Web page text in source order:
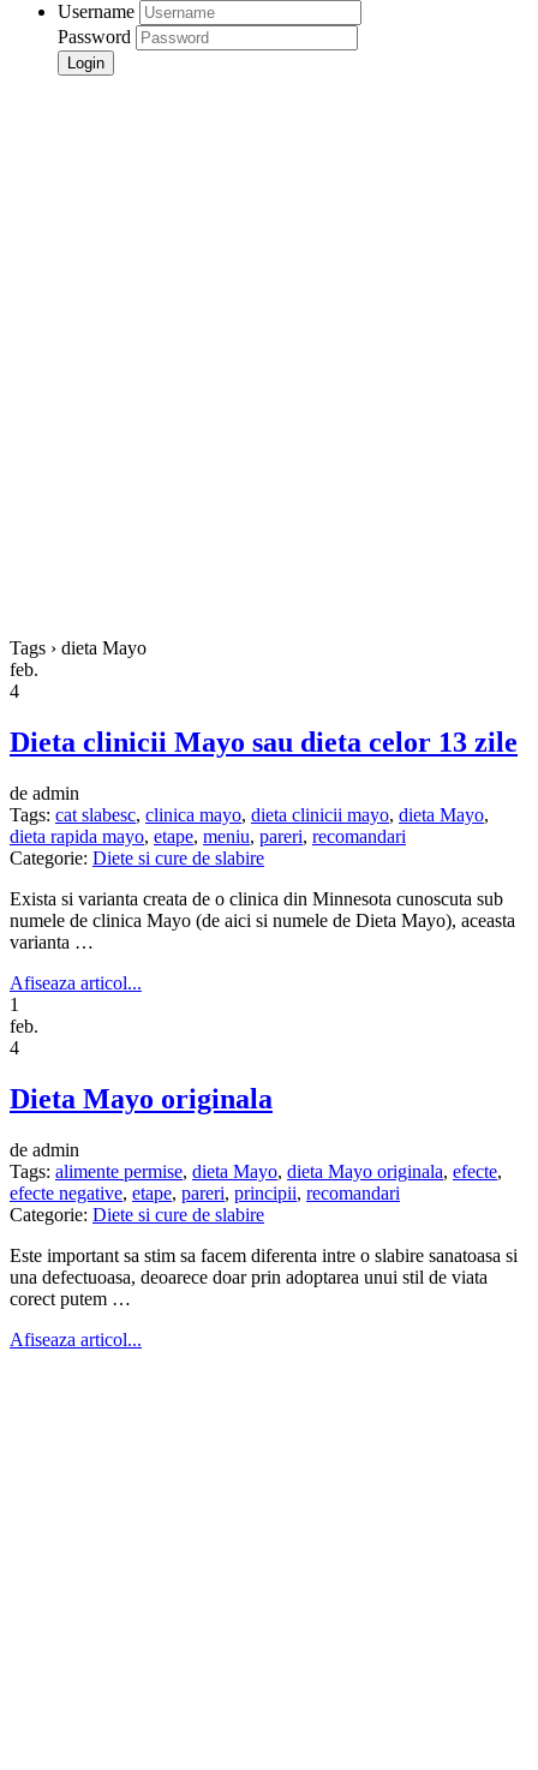
Username
Password
Tags › dieta Mayo
feb.
4
Dieta clinicii Mayo sau dieta celor 13 zile
de admin
Tags: cat slabesc, clinica mayo, dieta clinicii mayo, dieta Mayo,
dieta rapida mayo, etape, meniu, pareri, recomandari
Categorie: Diete si cure de slabire
Exista si varianta creata de o clinica din Minnesota cunoscuta sub
numele de clinica Mayo (de aici si numele de Dieta Mayo), aceasta
varianta …
Afiseaza articol...
1
feb.
4
Dieta Mayo originala
de admin
Tags: alimente permise, dieta Mayo, dieta Mayo originala, efecte,
efecte negative, etape, pareri, principii, recomandari
Categorie: Diete si cure de slabire
Este important sa stim sa facem diferenta intre o slabire sanatoasa si
una defectuoasa, deoarece doar prin adoptarea unui stil de viata
corect putem …
Afiseaza articol...